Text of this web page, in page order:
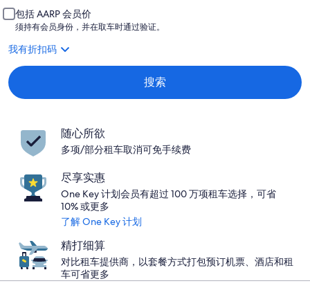
包括 AARP 会员价
须持有会员身份，并在取车时通过验证。
我有折扣码
搜索
随心所欲
多项/部分租车取消可免手续费
尽享实惠
One Key 计划会员有超过 100 万项租车选择，可省
10% 或更多
了解 One Key 计划
精打细算
对比租车提供商，以套餐方式打包预订机票、酒店和租
车可省更多